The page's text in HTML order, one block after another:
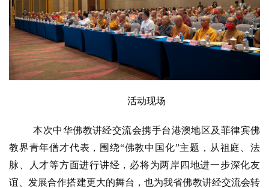
明
活动现场
本次中华佛教讲经交流会携手台港澳地区及菲律宾佛
教界青年僧才代表，围绕“佛教中国化”主题，从祖庭、法
脉、人才等方面进行讲经，必将为两岸四地进一步深化友
谊、发展合作搭建更大的舞台，也为我省佛教讲经交流会转